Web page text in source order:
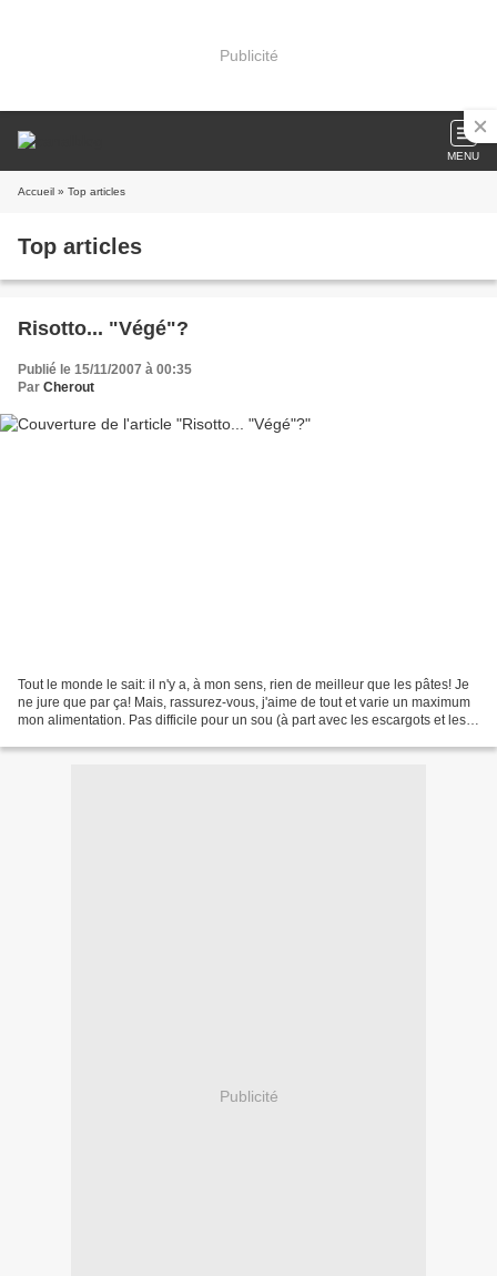
Publicité
MENU
Accueil » Top articles
Top articles
Risotto... "Végé"?
Publié le 15/11/2007 à 00:35
Par Cherout
Tout le monde le sait: il n'y a, à mon sens, rien de meilleur que les pâtes! Je
ne jure que par ça! Mais, rassurez-vous, j'aime de tout et varie un maximum
mon alimentation. Pas difficile pour un sou (à part avec les escargots et les
Publicité